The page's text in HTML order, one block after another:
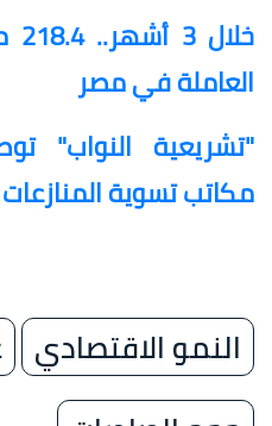
العاملة في مصر
"تشريعية النواب"
مكاتب تسوية
النمو الاقتصادي